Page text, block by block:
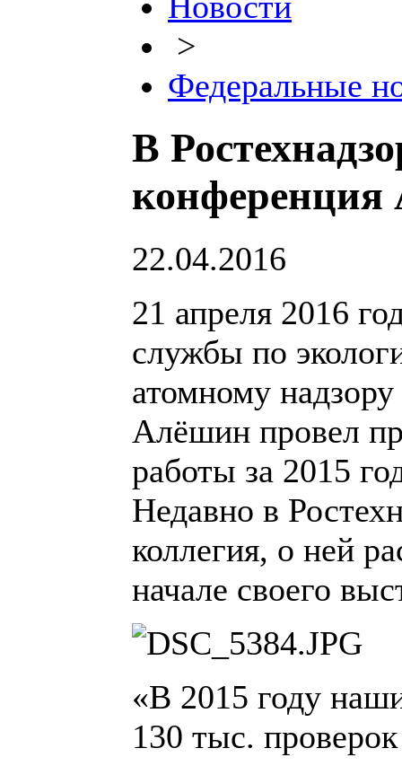
>
Федеральные
В
конференция
22.04.2016
21 апреля 2016
службы по
атомному
Алёшин провел
работы за 2015
Недавно в
коллегия, о ней
начале своего
«В 2015 году
130 тыс.